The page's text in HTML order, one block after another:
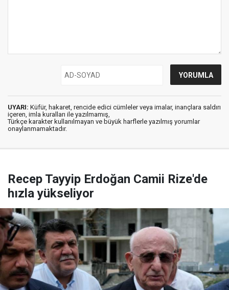
UYARI: Küfür, hakaret, rencide edici cümleler veya imalar, inançlara saldırı
içeren, imla kuralları ile yazılmamış,
Türkçe karakter kullanılmayan ve büyük harflerle yazılmış yorumlar
onaylanmamaktadır.
Recep Tayyip Erdoğan Camii Rize'de
hızla yükseliyor